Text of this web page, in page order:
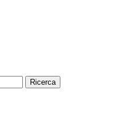
Ricerca